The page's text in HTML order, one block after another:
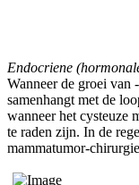
Endocriene
Wanneer de groei van
samenhangt met de
wanneer het cysteuze
te raden zijn. In de
mammatumor-